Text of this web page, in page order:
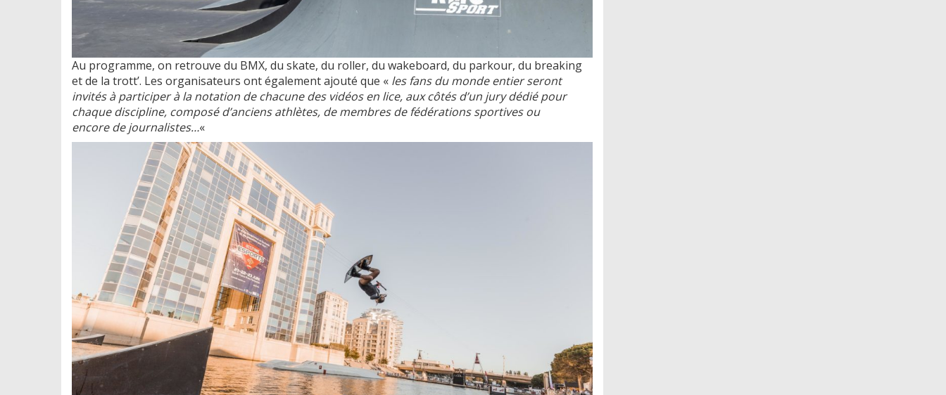
Au programme, on retrouve du BMX, du skate, du roller, du wakeboard, du parkour, du breaking
et de la trott’. Les organisateurs ont également ajouté que « les fans du monde entier seront
invités à participer à la notation de chacune des vidéos en lice, aux côtés d’un jury dédié pour
chaque discipline, composé d’anciens athlètes, de membres de fédérations sportives ou
encore de journalistes…«